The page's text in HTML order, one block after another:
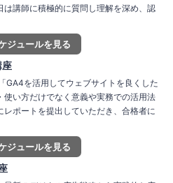
は講師に積極的に質問し理解を深め、認
ジュールを見る
GA4を活用してウェブサイトを良くした
い方だけでなく意義や実務での活用法
ポートを提出していただき、合格者に
ジュールを見る